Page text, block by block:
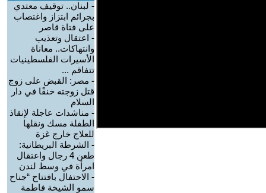
- لبنان.. توقيف معتدي
بجرائم ابتزاز واغتصاب
على فتاة قاصر
- اعتقال وتعذيب
وانتهاكات.. معاناة
الأسيرات الفلسطينيات
تتفاقم ...
- مصر: القبض على زوج
قتل زوجته خنقًا في دار
السلام
- مناشدات عاجلة لإنقاذ
الطفلة مسك ونقلها
للعلاج خارج غزة
- الشرطة البريطانية:
طعن 4 رجال واعتقال
امرأة في وسط لندن
- الاحتفال بافتتاح “جناح
سمو الشيخة فاطمة